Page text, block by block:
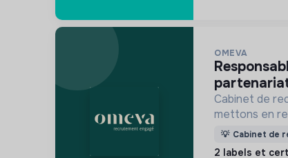
OMEVA
responsable fundraising &
Cabinet de
mettons en
soucieuses
ensemble
💡 Cabinet de
2 labels et